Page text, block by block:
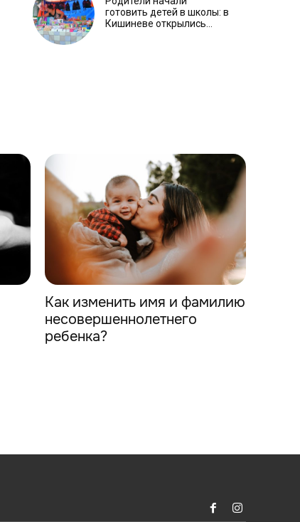
готовить детей в школы: в
Кишиневе открылись
Как изменить имя и фамилию
несовершеннолетнего
ребенка?